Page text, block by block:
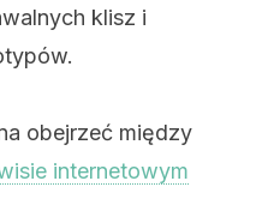
klisz i
obejrzeć między
internetowym